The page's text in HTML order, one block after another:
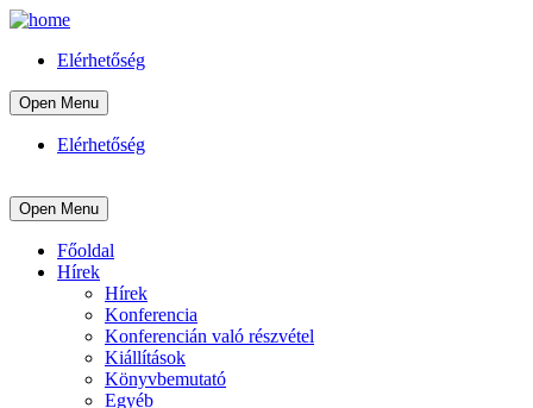
Elérhetőség
Open Menu
Elérhetőség
Open Menu
Főoldal
Hírek
Hírek
Konferencia
Konferencián való részvétel
Kiállítások
Könyvbemutató
Egyéb